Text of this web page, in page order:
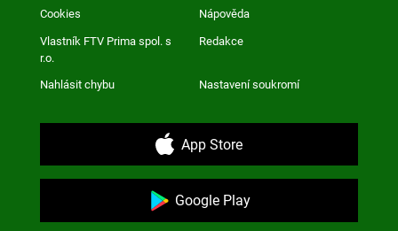
Cookies Nápověda
Vlastník FTV Prima spol. s
r.o.
Redakce
Nahlásit chybu Nastavení soukromí
App Store
Google Play